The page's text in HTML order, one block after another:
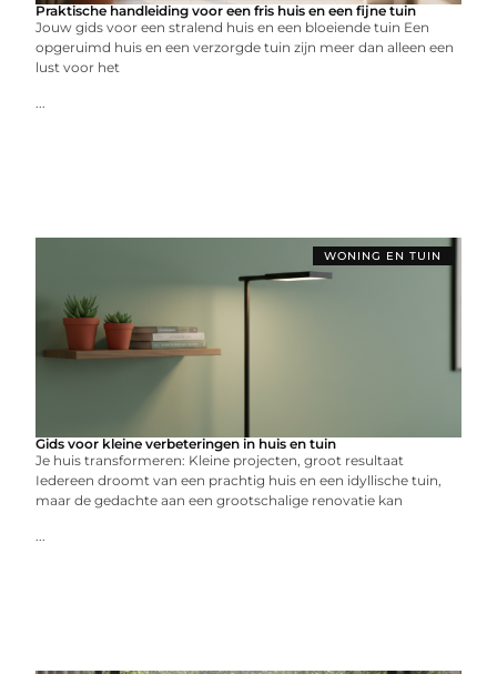
Praktische handleiding voor een fris huis en een fijne tuin
Jouw gids voor een stralend huis en een bloeiende tuin Een
opgeruimd huis en een verzorgde tuin zijn meer dan alleen een
lust voor het
...
WONING EN TUIN
Gids voor kleine verbeteringen in huis en tuin
Je huis transformeren: Kleine projecten, groot resultaat
Iedereen droomt van een prachtig huis en een idyllische tuin,
maar de gedachte aan een grootschalige renovatie kan
...